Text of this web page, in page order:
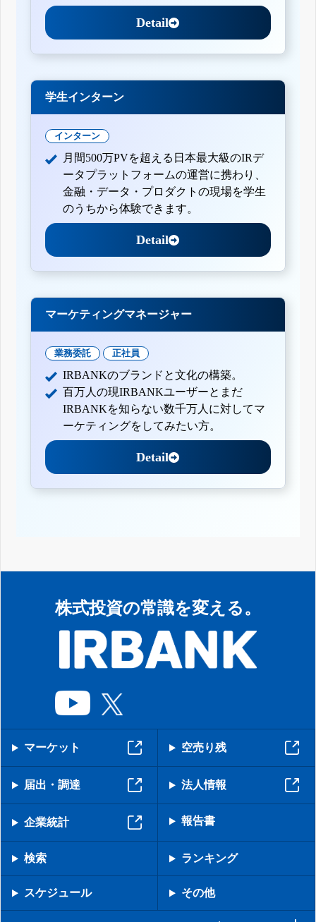
Detail
学生インターン
インターン
月間500万PVを超える日本最大級のIRデ
ータプラットフォームの運営に携わり、
金融・データ・プロダクトの現場を学生
のうちから体験できます。
Detail
マーケティングマネージャー
業務委託 正社員
IRBANKのブランドと文化の構築。
百万人の現IRBANKユーザーとまだ
IRBANKを知らない数千万人に対してマ
ーケティングをしてみたい方。
Detail
株式投資の常識を変える。
マーケット 空売り残
届出・調達 法人情報
企業統計 報告書
検索 ランキング
スケジュール その他